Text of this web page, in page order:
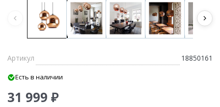
Артикул 18850161
Есть в наличии
31 999 ₽